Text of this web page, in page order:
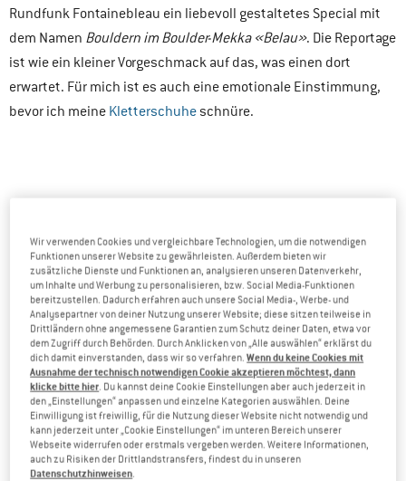
Rundfunk Fontainebleau ein liebevoll gestaltetes Special mit
dem Namen Bouldern im Boulder-Mekka «Belau». Die Reportage
ist wie ein kleiner Vorgeschmack auf das, was einen dort
erwartet. Für mich ist es auch eine emotionale Einstimmung,
bevor ich meine Kletterschuheschnüre.
Wir verwenden Cookies und vergleichbare Technologien, um die notwendigen
Funktionen unserer Website zu gewährleisten. Außerdem bieten wir
zusätzliche Dienste und Funktionen an, analysieren unseren Datenverkehr,
um Inhalte und Werbung zu personalisieren, bzw. Social Media-Funktionen
bereitzustellen. Dadurch erfahren auch unsere Social Media-, Werbe- und
Analysepartner von deiner Nutzung unserer Website; diese sitzen teilweise in
Drittländern ohne angemessene Garantien zum Schutz deiner Daten, etwa vor
dem Zugriff durch Behörden. Durch Anklicken von „Alle auswählen“ erklärst du
dich damit einverstanden, dass wir so verfahren.Wenn du keine Cookies mit
Ausnahme der technisch notwendigen Cookie akzeptieren möchtest, dann
klicke bitte hier. Du kannst deine Cookie Einstellungen aber auch jederzeit in
den „Einstellungen“ anpassen und einzelne Kategorien auswählen. Deine
Einwilligung ist freiwillig, für die Nutzung dieser Website nicht notwendig und
kann jederzeit unter „Cookie Einstellungen“ im unteren Bereich unserer
Webseite widerrufen oder erstmals vergeben werden. Weitere Informationen,
auch zu Risiken der Drittlandstransfers, findest du in unseren
Datenschutzhinweisen.